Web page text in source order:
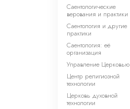
Саентологические
верования и практики
Саентология и другие
практики
Саентология: её
организация
Управление Церковью
Центр религиозной
технологии
Церковь духовной
технологии